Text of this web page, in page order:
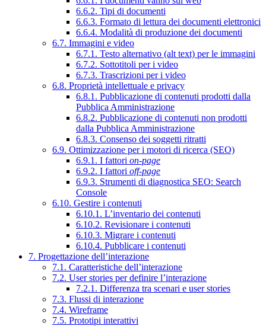
6.6.2. Tipi di documenti
6.6.3. Formato di lettura dei documenti elettronici
6.6.4. Modalità di produzione dei documenti
6.7. Immagini e video
6.7.1. Testo alternativo (alt text) per le immagini
6.7.2. Sottotitoli per i video
6.7.3. Trascrizioni per i video
6.8. Proprietà intellettuale e privacy
6.8.1. Pubblicazione di contenuti prodotti dalla
Pubblica Amministrazione
6.8.2. Pubblicazione di contenuti non prodotti
dalla Pubblica Amministrazione
6.8.3. Consenso dei soggetti ritratti
6.9. Ottimizzazione per i motori di ricerca (SEO)
6.9.1. I fattori on-page
6.9.2. I fattori off-page
6.9.3. Strumenti di diagnostica SEO: Search
Console
6.10. Gestire i contenuti
6.10.1. L’inventario dei contenuti
6.10.2. Revisionare i contenuti
6.10.3. Migrare i contenuti
6.10.4. Pubblicare i contenuti
7. Progettazione dell’interazione
7.1. Caratteristiche dell’interazione
7.2. User stories per definire l’interazione
7.2.1. Differenza tra scenari e user stories
7.3. Flussi di interazione
7.4. Wireframe
7.5. Prototipi interattivi